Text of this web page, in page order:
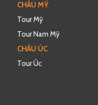
CHÂU MỸ
Tour Mỹ
Tour Nam Mỹ
CHÂU ÚC
Tour Úc